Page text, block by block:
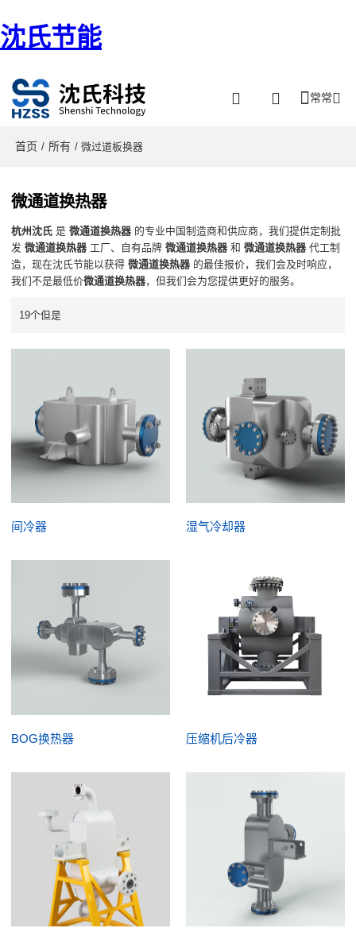
沈氏节能
常常
首页 / 所有 / 微过道板换器
微通道换热器
杭州沈氏 是微通道换热器 的专业中国制造商和供应商，我们提供定制批
发微通道换热器 工厂、自有品牌微通道换热器 和微通道换热器 代工制
造，现在沈氏节能以获得微通道换热器 的最佳报价，我们会及时响应，
我们不是最低价微通道换热器，但我们会为您提供更好的服务。
19个但是
间冷器 湿气冷却器
BOG换热器 压缩机后冷器